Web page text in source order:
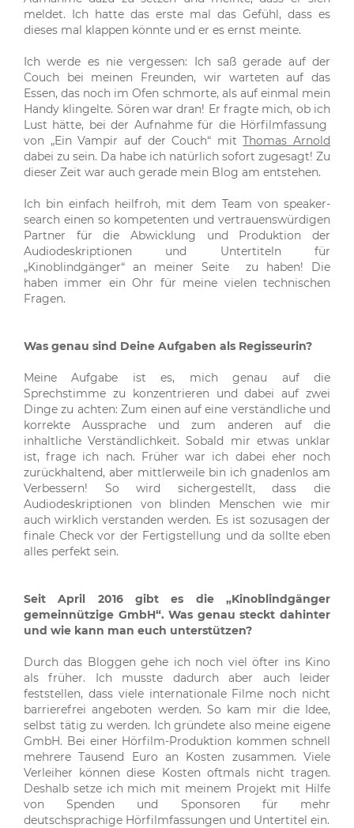
meldet. Ich hatte das erste mal das Gefühl, dass es
dieses mal klappen könnte und er es ernst meinte.
Ich werde es nie vergessen: Ich saß gerade auf der
Couch bei meinen Freunden, wir warteten auf das
Essen, das noch im Ofen schmorte, als auf einmal mein
Handy klingelte. Sören war dran! Er fragte mich, ob ich
Lust hätte, bei der Aufnahme für die Hörfilmfassung
von „Ein Vampir auf der Couch“ mitThomas Arnold
dabei zu sein. Da habe ich natürlich sofort zugesagt! Zu
dieser Zeit war auch gerade mein Blog am entstehen.
Ich bin einfach heilfroh, mit dem Team von speaker-
search einen so kompetenten und vertrauenswürdigen
Partner für die Abwicklung und Produktion der
Audiodeskriptionen und Untertiteln für
„Kinoblindgänger“ an meiner Seite zu haben! Die
haben immer ein Ohr für meine vielen technischen
Fragen.
Was genau sind Deine Aufgaben als Regisseurin?
Meine Aufgabe ist es, mich genau auf die
Sprechstimme zu konzentrieren und dabei auf zwei
Dinge zu achten: Zum einen auf eine verständliche und
korrekte Aussprache und zum anderen auf die
inhaltliche Verständlichkeit. Sobald mir etwas unklar
ist, frage ich nach. Früher war ich dabei eher noch
zurückhaltend, aber mittlerweile bin ich gnadenlos am
Verbessern! So wird sichergestellt, dass die
Audiodeskriptionen von blinden Menschen wie mir
auch wirklich verstanden werden. Es ist sozusagen der
finale Check vor der Fertigstellung und da sollte eben
alles perfekt sein.
Seit April 2016 gibt es die „Kinoblindgänger
gemeinnützige GmbH“. Was genau steckt dahinter
und wie kann man euch unterstützen?
Durch das Bloggen gehe ich noch viel öfter ins Kino
als früher. Ich musste dadurch aber auch leider
feststellen, dass viele internationale Filme noch nicht
barrierefrei angeboten werden. So kam mir die Idee,
selbst tätig zu werden. Ich gründete also meine eigene
GmbH. Bei einer Hörfilm-Produktion kommen schnell
mehrere Tausend Euro an Kosten zusammen. Viele
Verleiher können diese Kosten oftmals nicht tragen.
Deshalb setze ich mich mit meinem Projekt mit Hilfe
von Spenden und Sponsoren für mehr
deutschsprachige Hörfilmfassungen und Untertitel ein.